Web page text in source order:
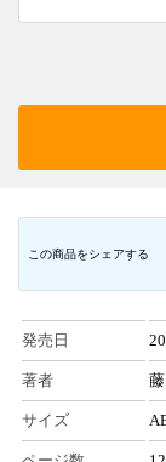
この商品をシェアする
発売日
著者
サイズ